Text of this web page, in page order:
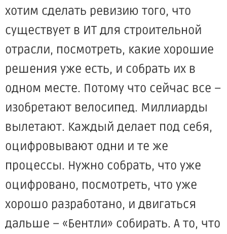
хотим сделать ревизию того, что
существует в ИТ для строительной
отрасли, посмотреть, какие хорошие
решения уже есть, и собрать их в
одном месте. Потому что сейчас все –
изобретают велосипед. Миллиарды
вылетают. Каждый делает под себя,
оцифровывают одни и те же
процессы. Нужно собрать, что уже
оцифровано, посмотреть, что уже
хорошо разработано, и двигаться
дальше – «Бентли» собирать. А то, что